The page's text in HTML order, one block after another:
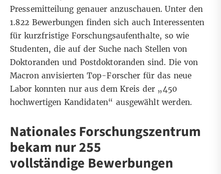
Pressemitteilung genauer anzuschauen. Unter den
1.822 Bewerbungen finden sich auch Interessenten
für kurzfristige Forschungsaufenthalte, so wie
Studenten, die auf der Suche nach Stellen von
Doktoranden und Postdoktoranden sind. Die von
Macron anvisierten Top-Forscher für das neue
Labor konnten nur aus dem Kreis der „450
hochwertigen Kandidaten“ ausgewählt werden.
Nationales Forschungszentrum
bekam nur 255
vollständige Bewerbungen